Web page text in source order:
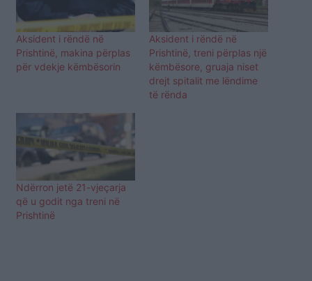
Aksident i rëndë në
Prishtinë, makina përplas
për vdekje këmbësorin
Aksident i rëndë në
Prishtinë, treni përplas një
këmbësore, gruaja niset
drejt spitalit me lëndime
të rënda
Ndërron jetë 21-vjeçarja
që u godit nga treni në
Prishtinë